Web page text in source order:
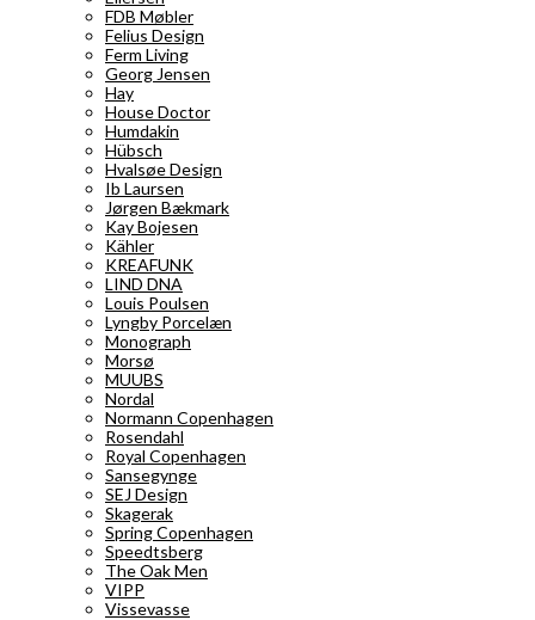
FDB Møbler
Felius Design
Ferm Living
Georg Jensen
Hay
House Doctor
Humdakin
Hübsch
Hvalsøe Design
Ib Laursen
Jørgen Bækmark
Kay Bojesen
Kähler
KREAFUNK
LIND DNA
Louis Poulsen
Lyngby Porcelæn
Monograph
Morsø
MUUBS
Nordal
Normann Copenhagen
Rosendahl
Royal Copenhagen
Sansegynge
SEJ Design
Skagerak
Spring Copenhagen
Speedtsberg
The Oak Men
VIPP
Vissevasse